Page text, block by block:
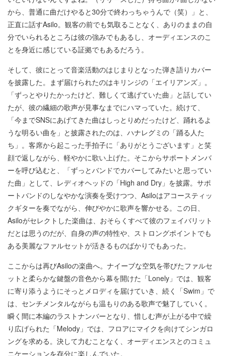
から、普通に曲だけやると30分で終わっちゃうんで（笑）」と、
正直に話すAsilo。観客の前でも気取ることなく、ありのままの自
分でいられるところは彼の強みでもあるし、オーディエンスのこ
とを身近に感じている証拠でもあるだろう。
そして、彼にとって音楽活動のはじまりとなった弾き語りカバー
を披露した。まず届けられたのはキリンジの「エイリアンズ」。
「ずっとやりたかったけど、難しくて逃げていた曲」と話してい
たが、彼の繊細の歌声が見事なまでにハマっていた。続けて、
「今までSNSにあげてきた曲はしっとりめだったけど、踊れるよ
うな明るい曲を」と披露されたのは、ハナレグミの「踊る人た
ち」。客席から起こった手拍子に「ありがとうございます」と笑
顔で返しながら、軽やかに歌い上げた。そこからサポートメンバ
ーを呼び込むと、「ずっとバンドでカバーしてみたいと思ってい
た曲」として、レディオヘッドの「High and Dry」を披露。サポ
ートバンドのしなやかな演奏を受けつつ、Asiloはアコースティッ
クギターを奏でながら、伸びやかに歌声を響かせる。この日、
Asiloがセレクトした楽曲は、おそらくすべて彼のフェイバリット
だとは思うのだが、自身の声の特性や、ストロングポイントでも
ある美麗なファルセットが活きるものばかりでもあった。
ここからは再びAsiloの楽曲へ。ナイーブな空気を帯びたファルセ
ットと柔らかな鍵盤の音色から幕を開けた「Lonely」では、観客
に寄り添うようにそっとメロディを届けていき、続く「Swim」で
は、センチメンタルながらも温もりのある歌声で魅了していく。
瞬く間に本編のラストナンバーとなり、惜しむ声が上がる中で繰
り広げられた「Melody」では、フロアにマイクを向けてシンガロ
ングを求める。決して力むことなく、オーディエンスとのコミュ
ニケーションを存分に楽しんでいた。